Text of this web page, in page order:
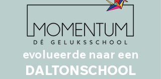
evolueerde naar een
DALTONSCHOOL